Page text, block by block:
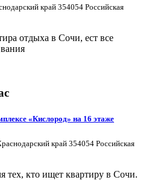
край 354054 Российская
отдыха в Сочи, ест все
«Кислород» на 16 этаже
край 354054 Российская
тех, кто ищет квартиру в Сочи.